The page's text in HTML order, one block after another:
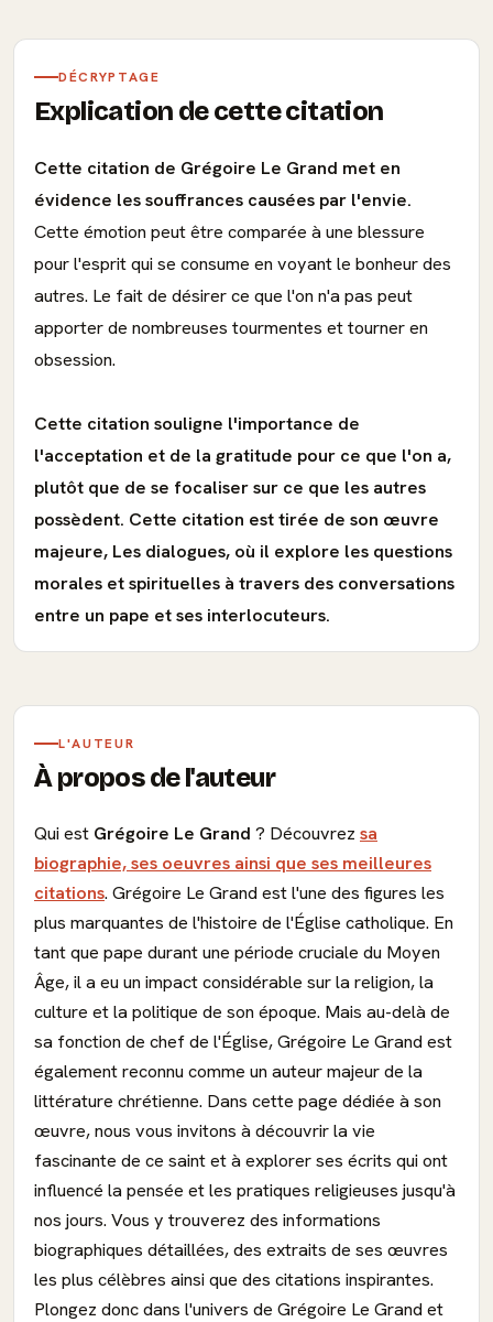
DÉCRYPTAGE
Explication de cette citation
Cette citation de Grégoire Le Grand met en
évidence les souffrances causées par l'envie.
Cette émotion peut être comparée à une blessure
pour l'esprit qui se consume en voyant le bonheur des
autres. Le fait de désirer ce que l'on n'a pas peut
apporter de nombreuses tourmentes et tourner en
obsession.
Cette citation souligne l'importance de
l'acceptation et de la gratitude pour ce que l'on a,
plutôt que de se focaliser sur ce que les autres
possèdent. Cette citation est tirée de son œuvre
majeure, Les dialogues, où il explore les questions
morales et spirituelles à travers des conversations
entre un pape et ses interlocuteurs.
L'AUTEUR
À propos de l'auteur
Qui est Grégoire Le Grand ? Découvrez sa
biographie, ses oeuvres ainsi que ses meilleures
citations. Grégoire Le Grand est l'une des figures les
plus marquantes de l'histoire de l'Église catholique. En
tant que pape durant une période cruciale du Moyen
Âge, il a eu un impact considérable sur la religion, la
culture et la politique de son époque. Mais au-delà de
sa fonction de chef de l'Église, Grégoire Le Grand est
également reconnu comme un auteur majeur de la
littérature chrétienne. Dans cette page dédiée à son
œuvre, nous vous invitons à découvrir la vie
fascinante de ce saint et à explorer ses écrits qui ont
influencé la pensée et les pratiques religieuses jusqu'à
nos jours. Vous y trouverez des informations
biographiques détaillées, des extraits de ses œuvres
les plus célèbres ainsi que des citations inspirantes.
Plongez donc dans l'univers de Grégoire Le Grand et